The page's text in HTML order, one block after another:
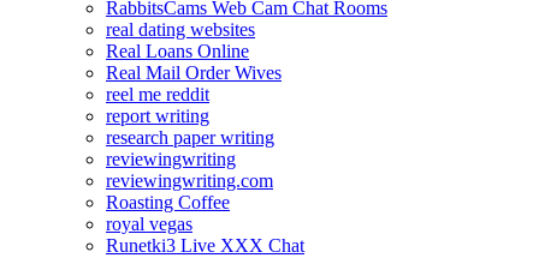
RabbitsCams Web Cam Chat Rooms
real dating websites
Real Loans Online
Real Mail Order Wives
reel me reddit
report writing
research paper writing
reviewingwriting
reviewingwriting.com
Roasting Coffee
royal vegas
Runetki3 Live XXX Chat